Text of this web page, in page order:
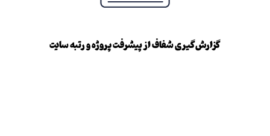
گزارش‌گیری شفاف از پیشرفت پروژه و رتبه سایت